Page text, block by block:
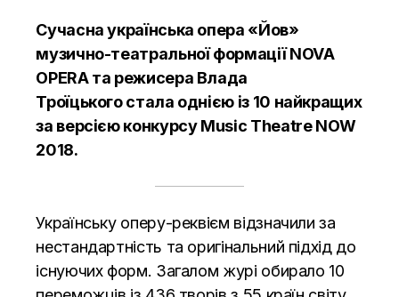
Сучасна українська опера «Йов»
музично-театральної формації NOVA
OPERA та режисера Влада
Троїцькогостала однією із 10 найкращих
за версією конкурсу Music Theatre NOW
2018.
Українську оперу-реквієм відзначили за
нестандартність та оригінальний підхід до
існуючих форм. Загалом журі обирало 10